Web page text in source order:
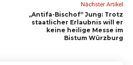
Nächster Artikel
„Antifa-Bischof“ Jung: Trotz
staatlicher Erlaubnis will er
keine heilige Messe im
Bistum Würzburg